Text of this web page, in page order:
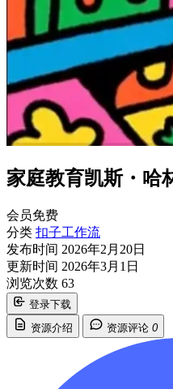
家庭教育凯斯・哈
会员免费
分类 扣子工作流
发布时间 2026年2月20日
更新时间 2026年3月1日
浏览次数 63
登录下载
资源介绍
资源评论 0